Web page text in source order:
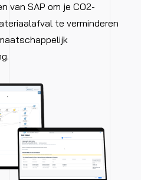
van SAP om je CO2-
te verminderen